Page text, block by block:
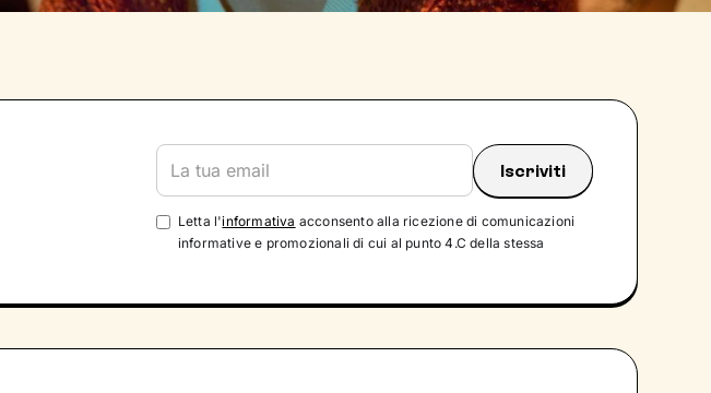
Letta l'informativa acconsento alla ricezione di comunicazioni
informative e promozionali di cui al punto 4.C della stessa